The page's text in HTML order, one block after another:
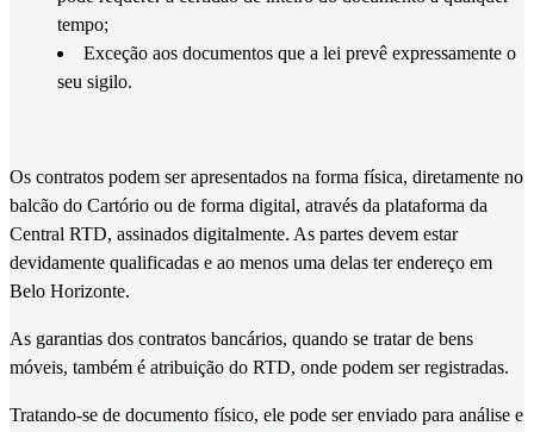
tempo;
Exceção aos documentos que a lei prevê expressamente o
seu sigilo.
Os contratos podem ser apresentados na forma física, diretamente no
balcão do Cartório ou de forma digital, através da plataforma da
Central RTD, assinados digitalmente. As partes devem estar
devidamente qualificadas e ao menos uma delas ter endereço em
Belo Horizonte.
As garantias dos contratos bancários, quando se tratar de bens
móveis, também é atribuição do RTD, onde podem ser registradas.
Tratando-se de documento físico, ele pode ser enviado para análise e